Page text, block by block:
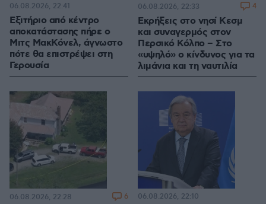
Εξιτήριο από κέντρο
αποκατάστασης πήρε ο
Μιτς ΜακΚόνελ, άγνωστο
πότε θα επιστρέψει στη
Γερουσία
06.08.2026, 22:41
Εκρήξεις στο νησί Κεσμ
και συναγερμός στον
Περσικό Κόλπο – Στο
«υψηλό» ο κίνδυνος για τα
λιμάνια και τη ναυτιλία
06.08.2026, 22:33 4
06.08.2026, 22:28 6 06.08.2026, 22:10